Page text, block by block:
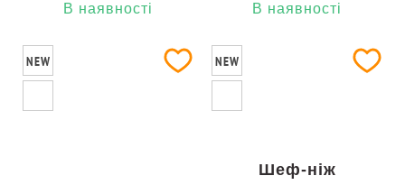
В наявності
В наявності
NEW NEW
Шеф-ніж